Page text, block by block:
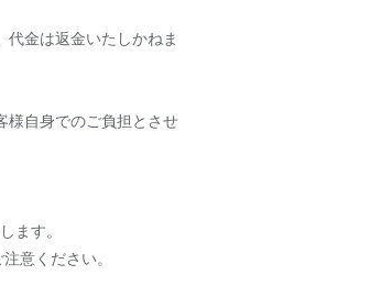
金は返金いたしかねま
様自身でのご負担とさせ
ます。
意ください。